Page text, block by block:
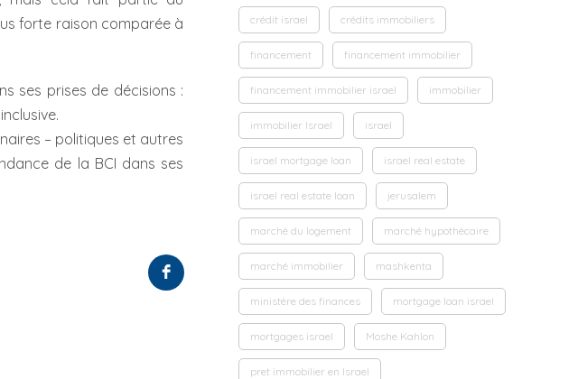
forte raison comparée à
ses prises de décisions :
– politiques et autres
de la BCI dans ses
crédit israel crédits immobiliers
financement financement immobilier
financement immobilier israel immobilier
immobilier Israel israel
israel mortgage loan israel real estate
israel real estate loan jerusalem
marché du logement marché hypothécaire
marché immobilier mashkenta
ministère des finances mortgage loan israel
mortgages israel Moshe Kahlon
pret immobilier en Israel